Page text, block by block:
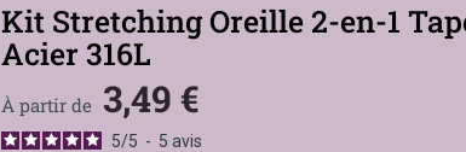
Kit Stretching Oreille 2-en-1
Acier 316L
À partir de 3,49 €
5/5 - 5 avis